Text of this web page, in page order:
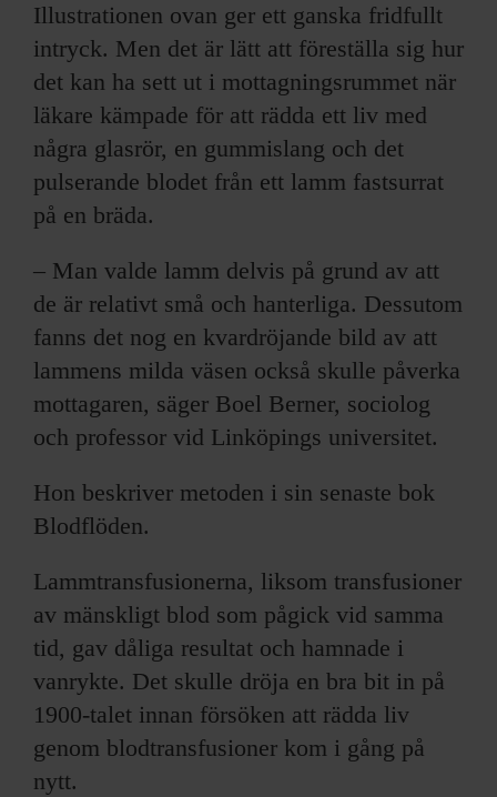
Illustrationen ovan ger ett ganska fridfullt
intryck. Men det är lätt att föreställa sig hur
det kan ha sett ut i mottagningsrummet när
läkare kämpade för att rädda ett liv med
några glasrör, en gummislang och det
pulserande blodet från ett lamm fastsurrat
på en bräda.
– Man valde lamm delvis på grund av att
de är relativt små och hanterliga. Dessutom
fanns det nog en kvardröjande bild av att
lammens milda väsen också skulle påverka
mottagaren, säger Boel Berner, sociolog
och professor vid Linköpings universitet.
Hon beskriver metoden i sin senaste bok
Blodflöden.
Lammtransfusionerna, liksom transfusioner
av mänskligt blod som pågick vid samma
tid, gav dåliga resultat och hamnade i
vanrykte. Det skulle dröja en bra bit in på
1900-talet innan försöken att rädda liv
genom blodtransfusioner kom i gång på
nytt.